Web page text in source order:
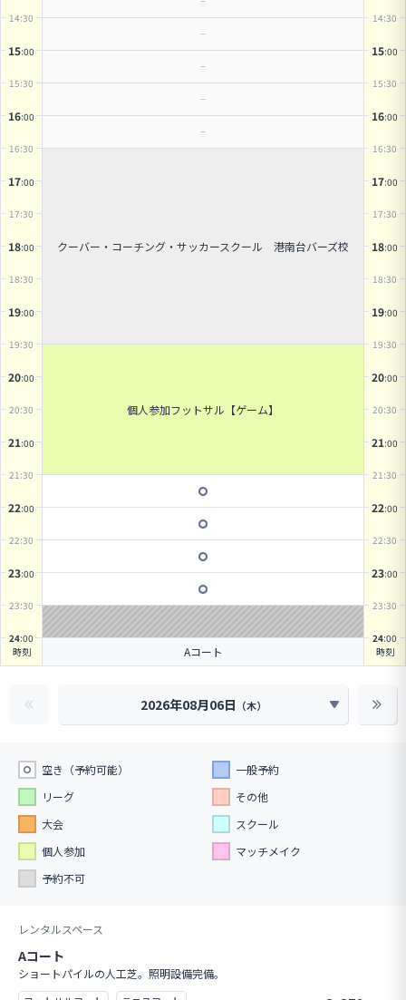
14:30
15:00
15:30
16:00
16:30
17:00
17:30
18:00
18:30
19:00
19:30
20:00
20:30
21:00
21:30
22:00
22:30
23:00
23:30
24:00
時刻
クーバー・コーチング・サッカースクール 港南台バーズ校
個人参加フットサル【ゲーム】
Aコート
14:30
15:00
15:30
16:00
16:30
17:00
17:30
18:00
18:30
19:00
19:30
20:00
20:30
21:00
21:30
22:00
22:30
23:00
23:30
24:00
時刻
2026年08月06日 （木）
空き（予約可能）
一般予約
リーグ
その他
大会
スクール
個人参加
マッチメイク
予約不可
レンタルスペース
Aコート
ショートパイルの人工芝。照明設備完備。